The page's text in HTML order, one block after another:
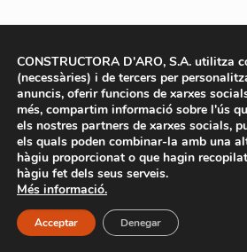
CONSTRUCTORA D'ARO, S.A. utilitza
(necessàries) i de tercers per
anuncis, oferir funcions de xarxes
més, compartim informació sobre l'ús
els nostres partners de xarxes socials,
els quals poden combinar-la amb una
hàgiu proporcionat o que hagin
hàgiu fet dels seus serveis.
Més informació.
Acceptar Denegar